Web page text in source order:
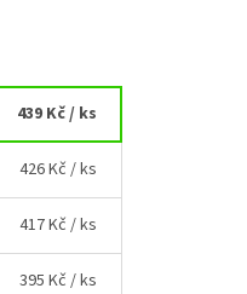
439 Kč/ ks
426 Kč / ks
417 Kč / ks
395 Kč / ks